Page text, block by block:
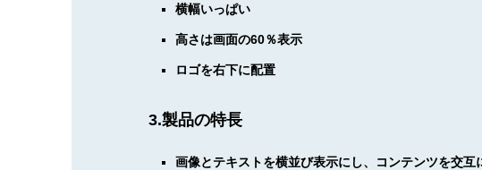
横幅いっぱい
高さは画面の60％表示
ロゴを右下に配置
3.製品の特長
画像とテキストを横並び表示にし、コンテンツを交互